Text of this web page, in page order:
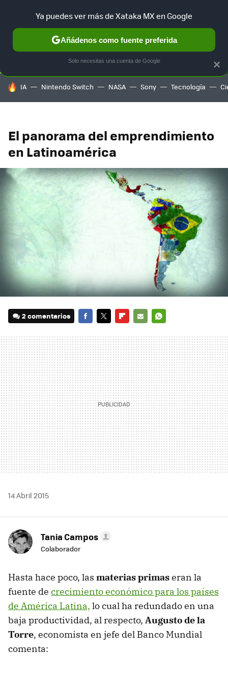
SELECCIÓN GAMING HOME AUTO TERRITORIO
HOY SE HABLA DE
IA Nintendo Switch NASA Sony Tecnología
El panorama del emprendimiento
en Latinoamérica
2 comentarios
MAIL
14 Abril 2015
Tania Campos
Colaborador
Hasta hace poco, las materias primaseran la
fuente de crecimiento económico para los países
de América Latina, lo cual ha redundado en una
baja productividad, al respecto, Augusto de la
Torre, economista en jefe del Banco Mundial
comenta:
×
Ya puedes ver más de Xataka MX en Google
Añádenos como fuente preferida
Solo necesitas una cuenta de Google